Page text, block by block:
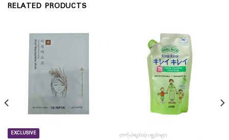
RELATED PRODUCTS
EXCLUSIVE
တကိုယ်ရည်သုံးပစ္စည်းများ